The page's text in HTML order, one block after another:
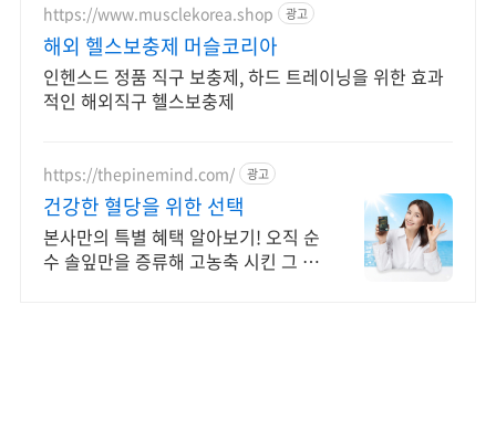
https://www.musclekorea.shop 광고
해외 헬스보충제 머슬코리아
인헨스드 정품 직구 보충제, 하드 트레이닝을 위한 효과
적인 해외직구 헬스보충제
https://thepinemind.com/ 광고
건강한 혈당을 위한 선택
본사만의 특별 혜택 알아보기! 오직 순
수 솔잎만을 증류해 고농축 시킨 그 제